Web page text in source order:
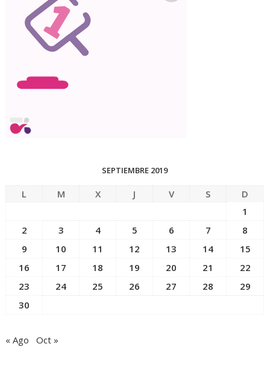
SEPTIEMBRE 2019
L M X J V S
D
1
2
3 4 5 6 7
8
9
10 11 12 13 14
15
16
17 18 19 20 21
22
23
24 25 26 27 28
29
30
« Ago Oct »